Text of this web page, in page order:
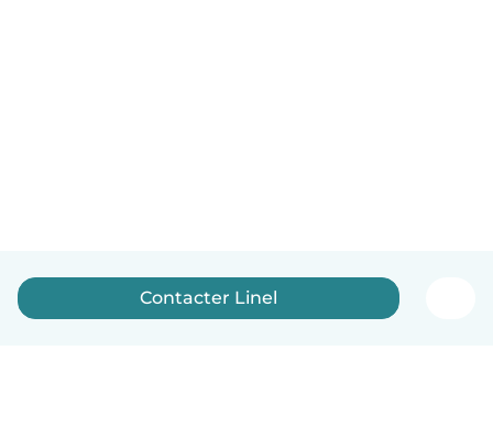
Contacter Linel